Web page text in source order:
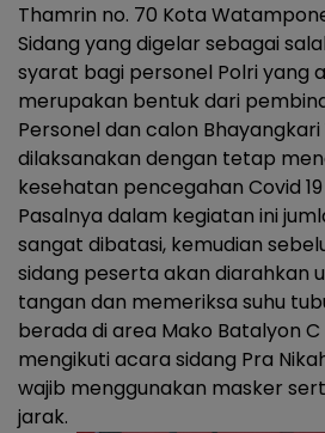
Thamrin no. 70 Kota
Sidang yang digelar sebagai
syarat bagi personel Polri yang
merupakan bentuk dari
Personel dan calon Bhayangkari
dilaksanakan dengan tetap
kesehatan pencegahan Covid
Pasalnya dalam kegiatan ini
sangat dibatasi, kemudian
sidang peserta akan diarahkan
tangan dan memeriksa suhu
berada di area Mako Batalyon
mengikuti acara sidang Pra
wajib menggunakan masker
jarak.